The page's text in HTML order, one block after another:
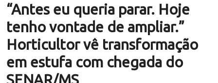
“Antes eu queria parar. Hoje
tenho vontade de ampliar.”
Horticultor vê transformação
em estufa com chegada do
SENAR/MS